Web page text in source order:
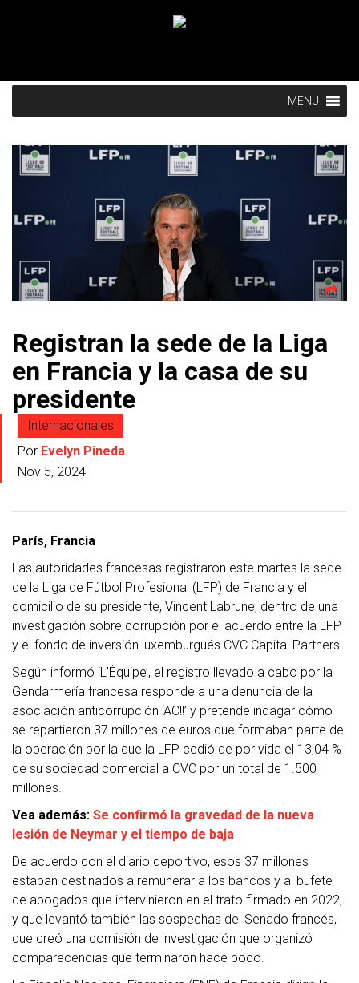
MENU
Registran la sede de la Liga
en Francia y la casa de su
presidente
Internacionales
Por Evelyn Pineda
Nov 5, 2024
París, Francia
Las autoridades francesas registraron este martes la sede
de la Liga de Fútbol Profesional (LFP) de Francia y el
domicilio de su presidente, Vincent Labrune, dentro de una
investigación sobre corrupción por el acuerdo entre la LFP
y el fondo de inversión luxemburgués CVC Capital Partners.
Según informó ‘L’Équipe’, el registro llevado a cabo por la
Gendarmería francesa responde a una denuncia de la
asociación anticorrupción ‘AC!!’ y pretende indagar cómo
se repartieron 37 millones de euros que formaban parte de
la operación por la que la LFP cedió de por vida el 13,04 %
de su sociedad comercial a CVC por un total de 1.500
millones.
Vea además: Se confirmó la gravedad de la nueva
lesión de Neymar y el tiempo de baja
De acuerdo con el diario deportivo, esos 37 millones
estaban destinados a remunerar a los bancos y al bufete
de abogados que intervinieron en el trato firmado en 2022,
y que levantó también las sospechas del Senado francés,
que creó una comisión de investigación que organizó
comparecencias que terminaron hace poco.